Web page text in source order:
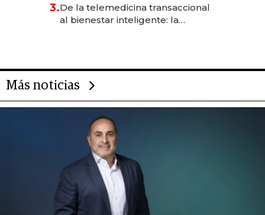
las marcas "fast premium"
3.De la telemedicina transaccional
al bienestar inteligente: la
Más noticias